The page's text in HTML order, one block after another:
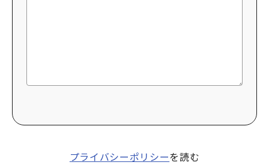
プライバシーポリシーを読む